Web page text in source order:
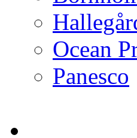
Ocean
Panesco